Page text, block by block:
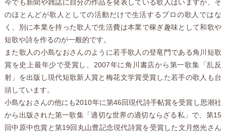
今でも新聞や雑誌に自分の作品を発表している歌人はいますが、そ
のほとんどが歌人としての活動だけで生活するプロの歌人ではな
く、別に本業を持った歌人で生活費は本業で稼ぎ趣味として和歌や
短歌や詩を作るのが一般的です。
また歌人の小島なおさんのように若手歌人の登竜門である角川短歌
賞を史上最年少で受賞し、2007年に角川書店から第一歌集「乱反
射」を出版し現代短歌新人賞と梅花文学賞受賞した若手の歌人も台
頭しています。
小島なおさんの他にも2010年に第46回現代詩手帖賞を受賞し思潮社
から出版された第一歌集「適切な世界の適切ならざる私」で、第15
回中原中也賞と第19回丸山豊記念現代詩賞を受賞した文月悠光さん